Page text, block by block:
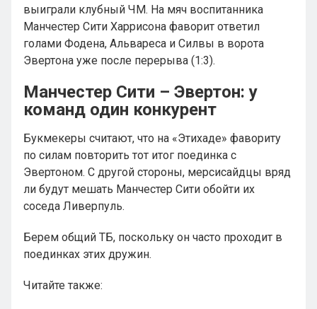
выиграли клубный ЧМ. На мяч воспитанника
Манчестер Сити Харрисона фаворит ответил
голами Фодена, Альвареса и Силвы в ворота
Эвертона уже после перерыва (1:3).
Манчестер Сити – Эвертон: у
команд один конкурент
Букмекеры считают, что на «Этихаде» фавориту
по силам повторить тот итог поединка с
Эвертоном. С другой стороны, мерсисайдцы вряд
ли будут мешать Манчестер Сити обойти их
соседа Ливерпуль.
Берем общий ТБ, поскольку он часто проходит в
поединках этих дружин.
Читайте также: